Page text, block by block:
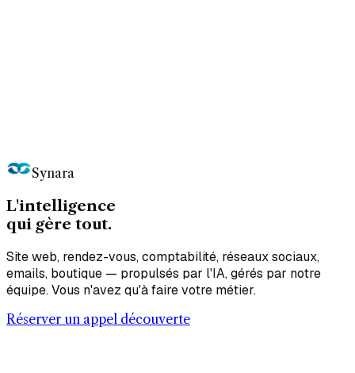
Synara
L'intelligence
qui gère tout.
Site web, rendez-vous, comptabilité, réseaux sociaux,
emails, boutique — propulsés par l'IA, gérés par notre
équipe. Vous n'avez qu'à faire votre métier.
Réserver un appel découverte